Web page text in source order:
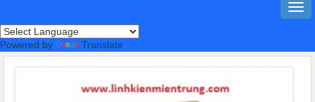
Powered by Translate